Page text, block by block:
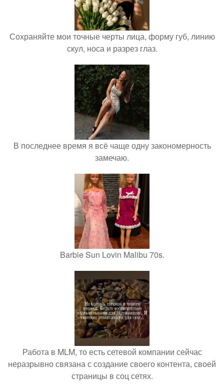
Сохраняйте мои точные черты лица, форму губ, линию
скул, носа и разрез глаз.
В последнее время я всё чаще одну закономерность
замечаю.
Barbie Sun Lovin Malibu 70s.
Работа в MLM, то есть сетевой компании сейчас
неразрывно связана с создание своего контента, своей
страницы в соц сетях.